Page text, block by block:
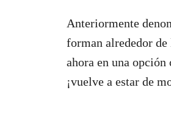
Anteriormente
forman alrededor
ahora en una
¡vuelve a estar de